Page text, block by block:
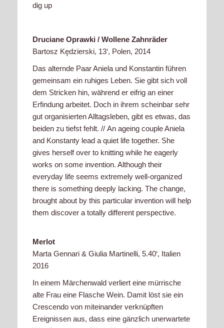
dig up
Druciane Oprawki / Wollene Zahnräder
Bartosz Kędzierski, 13‘, Polen, 2014
Das alternde Paar Aniela und Konstantin führen
gemeinsam ein ruhiges Leben. Sie gibt sich voll
dem Stricken hin, während er eifrig an einer
Erfindung arbeitet. Doch in ihrem scheinbar sehr
gut organisierten Alltagsleben, gibt es etwas, das
beiden zu tiefst fehlt. // An ageing couple Aniela
and Konstanty lead a quiet life together. She
gives herself over to knitting while he eagerly
works on some invention. Although their
everyday life seems extremely well-organized
there is something deeply lacking. The change,
brought about by this particular invention will help
them discover a totally different perspective.
Merlot
Marta Gennari & Giulia Martinelli, 5.40‘, Italien
2016
In einem Märchenwald verliert eine mürrische
alte Frau eine Flasche Wein. Damit löst sie ein
Crescendo von miteinander verknüpften
Ereignissen aus, dass eine gänzlich unerwartete